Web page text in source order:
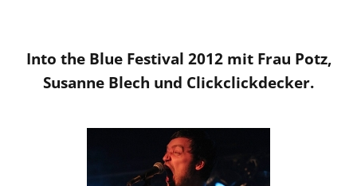
Into the Blue Festival 2012 mit Frau Potz,
Susanne Blech und Clickclickdecker.